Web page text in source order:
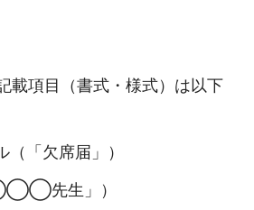
載項目（書式・様式）は以下
「欠席届」）
先生」）